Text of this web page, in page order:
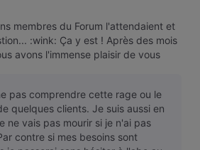
membres du Forum l'attendaient et
:wink: Ça y est ! Après des mois
avons l'immense plaisir de vous
pas comprendre cette rage ou le
quelques clients. Je suis aussi en
ne vais pas mourir si je n'ai pas
contre si mes besoins sont